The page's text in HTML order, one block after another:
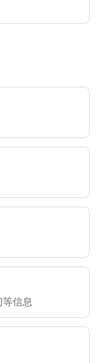
信息